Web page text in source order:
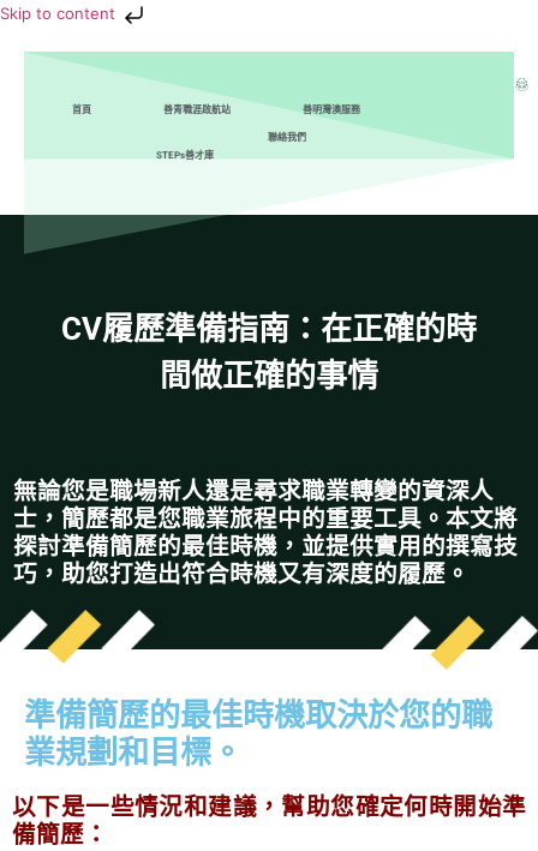
Skip to content
首頁 善青職涯啟航站 善明灣澳服務
STEPs善才庫
聯絡我們
CV履歷準備指南：在正確的時
間做正確的事情
無論您是職場新人還是尋求職業轉變的資深人
士，簡歷都是您職業旅程中的重要工具。本文將
探討準備簡歷的最佳時機，並提供實用的撰寫技
巧 ， 助您打造出符合時機又有深度的履歷。
準備簡歷的最佳時機取決於您的職
業規劃和目標。
以下是一些情況和建議，幫助您確定何時開始準
備簡歷：